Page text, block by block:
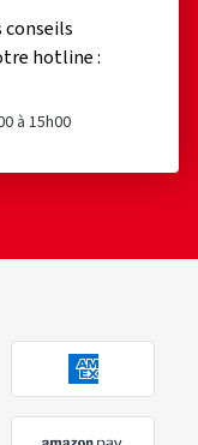
conseils
hotline :
à 15h00